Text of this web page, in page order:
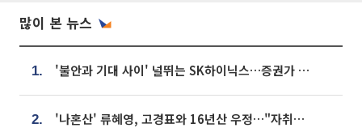
많이 본 뉴스
1. '불안과 기대 사이' 널뛰는 SK하이닉스…증권가 "HBM4·LTA 기반 펀터멘털 견고"
2. '나혼산' 류혜영, 고경표와 16년산 우정…"자취방서 부모님과 마주쳐"